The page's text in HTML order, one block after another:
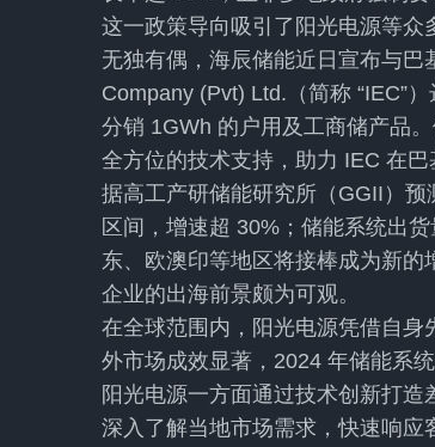
这一政策导向吸引了阳光电源等众
无独有偶，海辰储能近日宣布与
Company (Pvt) Ltd.（简称 “IEC”
分销 1GWh 的户用及工商储产品
全方位的技术支持，助力 IEC 在
据高工产研储能研究所（GGII）
区间，增速超 30%；储能系统出
东、欧澳印等地区将接棒成为新
企业的出海前景颇为可观。
在全球范围内，阳光电源凭借自
外市场成效显著，2024 年储能系
阳光电源一方面通过技术创新打造
深入了解当地市场需求，快速响应